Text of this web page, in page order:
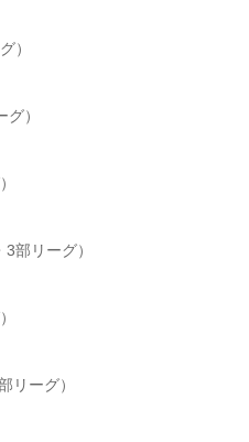
）
）
部リーグ）
リーグ）